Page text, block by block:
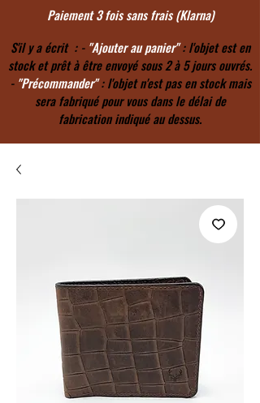
Paiement 3 fois sans frais (Klarna)
S'il y a écrit : - "Ajouter au panier": l'objet est en
stock et prêt à être envoyé sous 2 à 5 jours ouvrés.
- "Précommander": l'objet n'est pas en stock mais
sera fabriqué pour vous dans le délai de
fabrication indiqué au dessus.